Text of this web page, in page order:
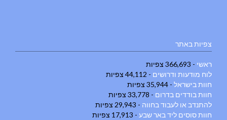
צפיות באתר
ראשי - 366,693 צפיות
לוח מודעות ודרושים - 44,112 צפיות
חוות בישראל - 35,944 צפיות
חוות בודדים בדרום - 33,778 צפיות
להתנדב או לעבוד בחווה - 29,943 צפיות
חוות סוסים ליד באר שבע - 17,913 צפיות